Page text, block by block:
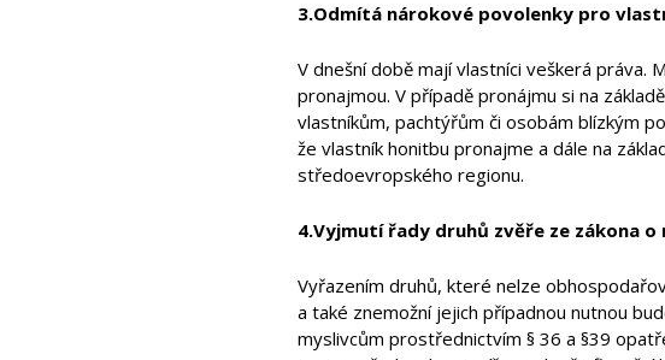
3.Odmítá nárokové povolenky pro
V dnešní době mají vlastníci veškerá práva.
pronajmou. V případě pronájmu si na
vlastníkům, pachtýřům či osobám blízkým
že vlastník honitbu pronajme a dále na
středoevropského regionu.
4.Vyjmutí řady druhů zvěře ze zákona
Vyřazením druhů, které nelze
a také znemožní jejich případnou nutnou
myslivcům prostřednictvím § 36 a §39